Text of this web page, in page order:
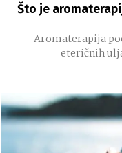
Što je
Aromaterapija
eteričnih